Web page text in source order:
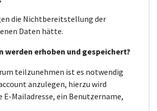
die Nichtbereitstellung der
Daten hätte.
werden erhoben und gespeichert?
teilzunehmen ist es notwendig
anzulegen, hierzu wird
E-Mailadresse, ein Benutzername,